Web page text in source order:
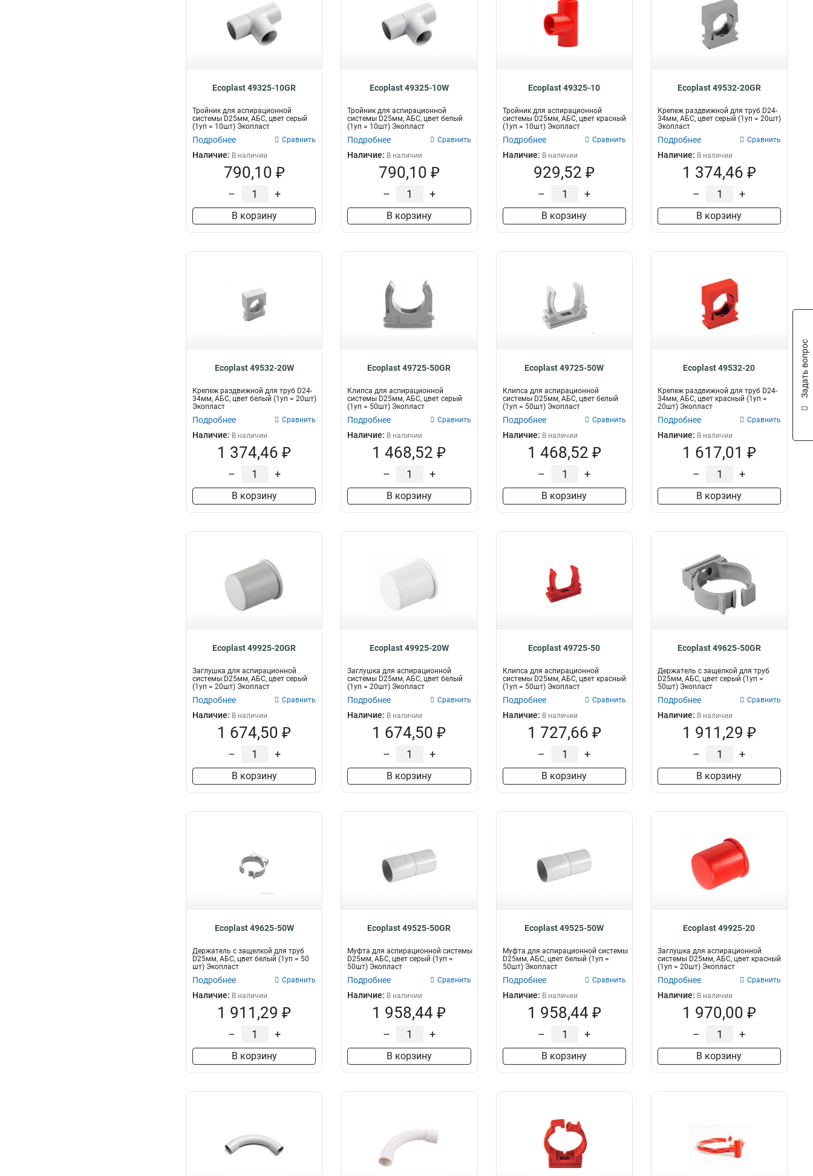
Ecoplast 49325-10GR
Тройник для аспирационной
системы D25мм, АБС, цвет серый
(1уп = 10шт) Экопласт
Подробнее Сравнить
Наличие: В наличии
790,10 ₽
– +
В корзину
Ecoplast 49325-10W
Тройник для аспирационной
системы D25мм, АБС, цвет белый
(1уп = 10шт) Экопласт
Подробнее Сравнить
Наличие: В наличии
790,10 ₽
– +
В корзину
Ecoplast 49325-10
Тройник для аспирационной
системы D25мм, АБС, цвет красный
(1уп = 10шт) Экопласт
Подробнее Сравнить
Наличие: В наличии
929,52 ₽
– +
В корзину
Ecoplast 49532-20GR
Крепеж раздвижной для труб D24-
34мм, АБС, цвет серый (1уп = 20шт)
Экопласт
Подробнее Сравнить
Наличие: В наличии
1 374,46 ₽
– +
В корзину
Ecoplast 49532-20W
Крепеж раздвижной для труб D24-
34мм, АБС, цвет белый (1уп = 20шт)
Экопласт
Подробнее Сравнить
Наличие: В наличии
1 374,46 ₽
– +
В корзину
Ecoplast 49725-50GR
Клипса для аспирационной
системы D25мм, АБС, цвет серый
(1уп = 50шт) Экопласт
Подробнее Сравнить
Наличие: В наличии
1 468,52 ₽
– +
В корзину
Ecoplast 49725-50W
Клипса для аспирационной
системы D25мм, АБС, цвет белый
(1уп = 50шт) Экопласт
Подробнее Сравнить
Наличие: В наличии
1 468,52 ₽
– +
В корзину
Ecoplast 49532-20
Крепеж раздвижной для труб D24-
34мм, АБС, цвет красный (1уп =
20шт) Экопласт
Подробнее Сравнить
Наличие: В наличии
1 617,01 ₽
– +
В корзину
Ecoplast 49925-20GR
Заглушка для аспирационной
системы D25мм, АБС, цвет серый
(1уп = 20шт) Экопласт
Подробнее Сравнить
Наличие: В наличии
1 674,50 ₽
– +
В корзину
Ecoplast 49925-20W
Заглушка для аспирационной
системы D25мм, АБС, цвет белый
(1уп = 20шт) Экопласт
Подробнее Сравнить
Наличие: В наличии
1 674,50 ₽
– +
В корзину
Ecoplast 49725-50
Клипса для аспирационной
системы D25мм, АБС, цвет красный
(1уп = 50шт) Экопласт
Подробнее Сравнить
Наличие: В наличии
1 727,66 ₽
– +
В корзину
Ecoplast 49625-50GR
Держатель с защелкой для труб
D25мм, АБС, цвет серый (1уп =
50шт) Экопласт
Подробнее Сравнить
Наличие: В наличии
1 911,29 ₽
– +
В корзину
Ecoplast 49625-50W
Держатель с защелкой для труб
D25мм, АБС, цвет белый (1уп = 50
шт) Экопласт
Подробнее Сравнить
Наличие: В наличии
1 911,29 ₽
– +
В корзину
Ecoplast 49525-50GR
Муфта для аспирационной системы
D25мм, АБС, цвет серый (1уп =
50шт) Экопласт
Подробнее Сравнить
Наличие: В наличии
1 958,44 ₽
– +
В корзину
Ecoplast 49525-50W
Муфта для аспирационной системы
D25мм, АБС, цвет белый (1уп =
50шт) Экопласт
Подробнее Сравнить
Наличие: В наличии
1 958,44 ₽
– +
В корзину
Ecoplast 49925-20
Заглушка для аспирационной
системы D25мм, АБС, цвет красный
(1уп = 20шт) Экопласт
Подробнее Сравнить
Наличие: В наличии
1 970,00 ₽
– +
В корзину
Задать вопрос